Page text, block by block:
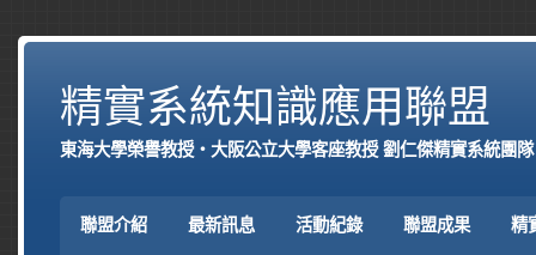
精實系統知識應用聯盟
東海大學榮譽教授‧大阪公立大學客座教授 劉仁傑精實系統團隊
聯盟介紹 最新訊息 活動紀錄 聯盟成果 精